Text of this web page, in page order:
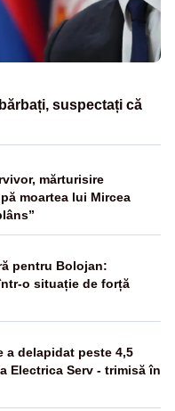
suspectați că
mărturisire
moartea lui Mircea
pentru Bolojan:
o situație de forță
a delapidat peste 4,5
Electrica Serv - trimisă în